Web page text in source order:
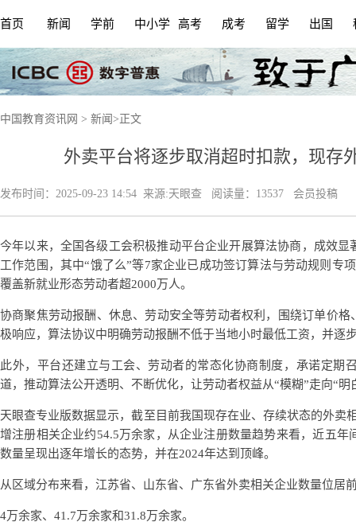
首页 新闻 学前 中小学 高考 成考 留学 出国
中国教育资讯网 > 新闻 > 正文
外卖平台将逐步取消超时扣款，现存
发布时间： 2025-09-23 14:54 来源:天眼查 阅读量：13537 会员投稿
今年以来，全国各级工会积极推动平台企业开展算法协商，成效
工作范围，其中“饿了么”等7家企业已成功签订算法与劳动规则专
覆盖新就业形态劳动者超2000万人。
协商聚焦劳动报酬、休息、劳动安全等劳动者权利，围绕订单价
极响应，算法协议中明确劳动报酬不低于当地小时最低工资，并逐
此外，平台还建立与工会、劳动者的常态化协商制度，承诺定期
道，推动算法公开透明、不断优化，让劳动者权益从“模糊”走向“明
天眼查专业版数据显示，截至目前我国现存在业、存续状态的外卖
增注册相关企业约54.5万余家，从企业注册数量趋势来看，近五
数量呈现出逐年增长的态势，并在2024年达到顶峰。
从区域分布来看，江苏省、山东省、广东省外卖相关企业数量位居
4万余家、41.7万余家和31.8万余家。